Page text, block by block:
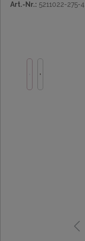
Art.-Nr.: 5211022-275-